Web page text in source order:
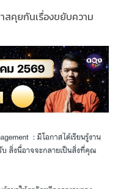
สคุยกันเรื่องขยับความ